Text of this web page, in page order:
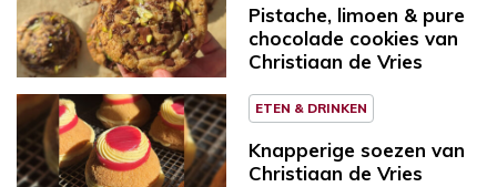
Pistache, limoen & pure
chocolade cookies van
Christiaan de Vries
ETEN & DRINKEN
Knapperige soezen van
Christiaan de Vries